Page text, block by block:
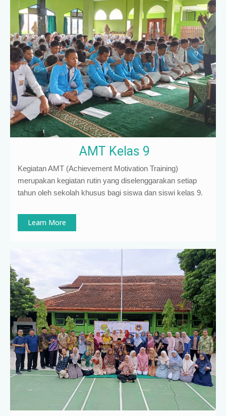
AMT Kelas 9
Kegiatan AMT (Achievement Motivation Training)
merupakan kegiatan rutin yang diselenggarakan setiap
tahun oleh sekolah khusus bagi siswa dan siswi kelas 9.
Learn More